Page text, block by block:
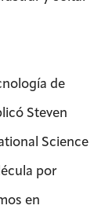
de
Steven
Science
por
en